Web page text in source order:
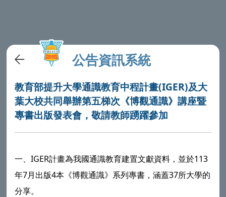
公告資訊系統
教育部提升大學通識教育中程計畫(IGER)及大
葉大校共同舉辦第五梯次《博觀通識》講座暨
專書出版發表會，敬請教師踴躍參加
一、IGER計畫為我國通識教育建置文獻資料，並於113
年7月出版4本《博觀通識》系列專書，涵蓋37所大學的
分享。